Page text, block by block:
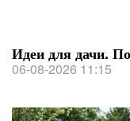
Идеи для дачи.
06-08-2026 11:15